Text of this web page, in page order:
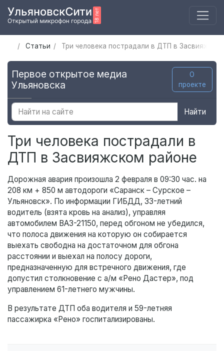
Статьи Три человека пострадали в ДТП в
Первое открытое медиа
Ульяновска
О
проекте
Найти
Три человека пострадали в
ДТП в Засвияжском районе
Дорожная авария произошла 2 февраля в 09:30 час. на
208 км + 850 м автодороги «Саранск – Сурское –
Ульяновск». По информации ГИБДД, 33-летний
водитель (взята кровь на анализ), управляя
автомобилем ВАЗ-21150, перед обгоном не убедился,
что полоса движения на которую он собирается
выехать свободна на достаточном для обгона
расстоянии и выехал на полосу дороги,
предназначенную для встречного движения, где
допустил столкновение с а/м «Рено Дастер», под
управлением 61-летнего мужчины.
В результате ДТП оба водителя и 59-летняя
пассажирка «Рено» госпитализированы.